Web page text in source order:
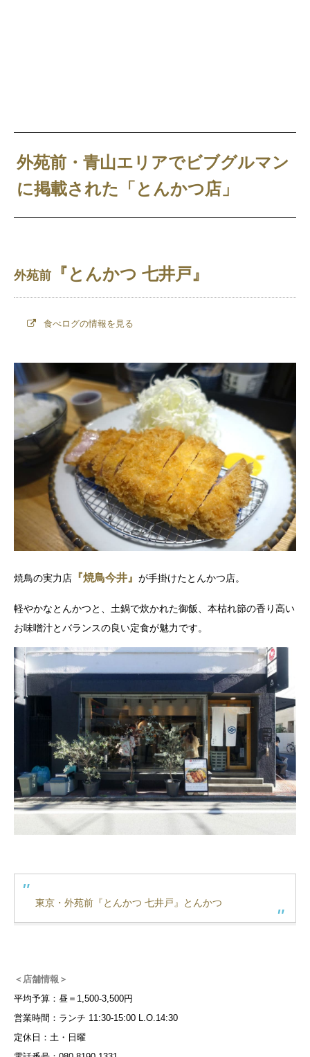
外苑前・青山エリアでビブグルマン
に掲載された「とんかつ店」
外苑前 『とんかつ 七井戸』
食べログの情報を見る
焼鳥の実力店 『焼鳥今井』 が手掛けたとんかつ店。
軽やかなとんかつと、土鍋で炊かれた御飯、本枯れ節の香り高い
お味噌汁とバランスの良い定食が魅力です。
東京・外苑前『とんかつ 七井戸』とんかつ
＜店舗情報＞
平均予算：昼＝1,500-3,500円
営業時間：ランチ 11:30-15:00 L.O.14:30
定休日：土・日曜